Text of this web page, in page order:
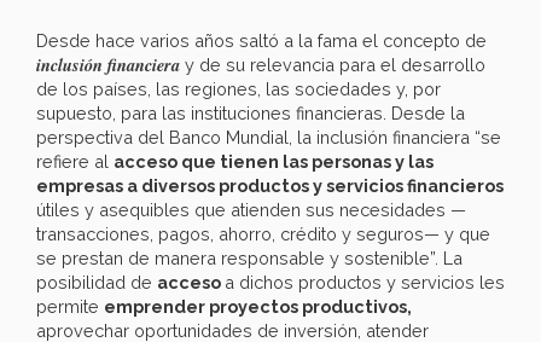
Desde hace varios años saltó a la fama el concepto de
inclusión financiera y de su relevancia para el desarrollo
de los países, las regiones, las sociedades y, por
supuesto, para las instituciones financieras. Desde la
perspectiva del Banco Mundial, la inclusión financiera “se
refiere al acceso que tienen las personas y las
empresas a diversos productos y servicios financieros
útiles y asequibles que atienden sus necesidades —
transacciones, pagos, ahorro, crédito y seguros— y que
se prestan de manera responsable y sostenible”. La
posibilidad de acceso a dichos productos y servicios les
permite emprender proyectos productivos,
aprovechar oportunidades de inversión, atender